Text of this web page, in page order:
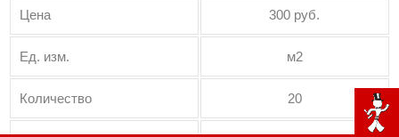
Цена 300 руб.
Ед. изм. м2
Количество 20